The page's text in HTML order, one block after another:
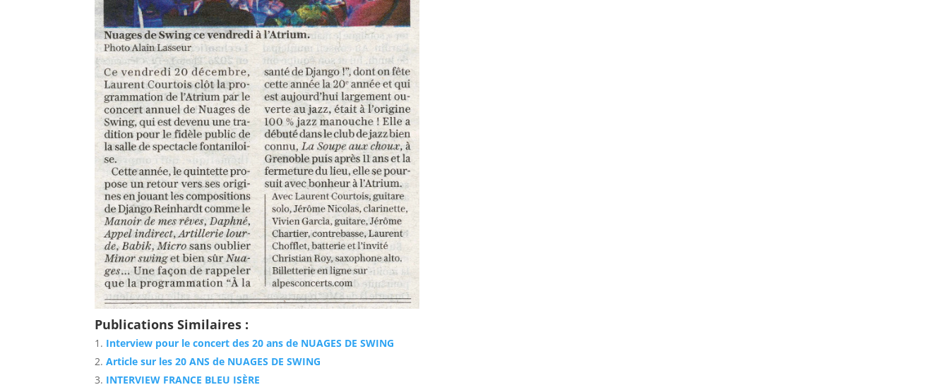
Publications Similaires :
Interview pour le concert des 20 ans de NUAGES DE SWING
Article sur les 20 ANS de NUAGES DE SWING
INTERVIEW FRANCE BLEU ISÈRE